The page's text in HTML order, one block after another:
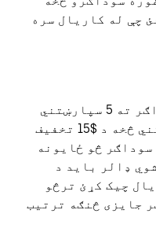
چې له کاریال سره
کله چې تاسو ګډون کونکي سوداګر ته 5 سپارښتني
ورکړئ نو د راتلونکي سپارښتني څخه د $15 تخفیف
سوداګر څو ځایونه
ډالر باید د
چیک کړئ ترڅو
جایزی څنګه ترتیب